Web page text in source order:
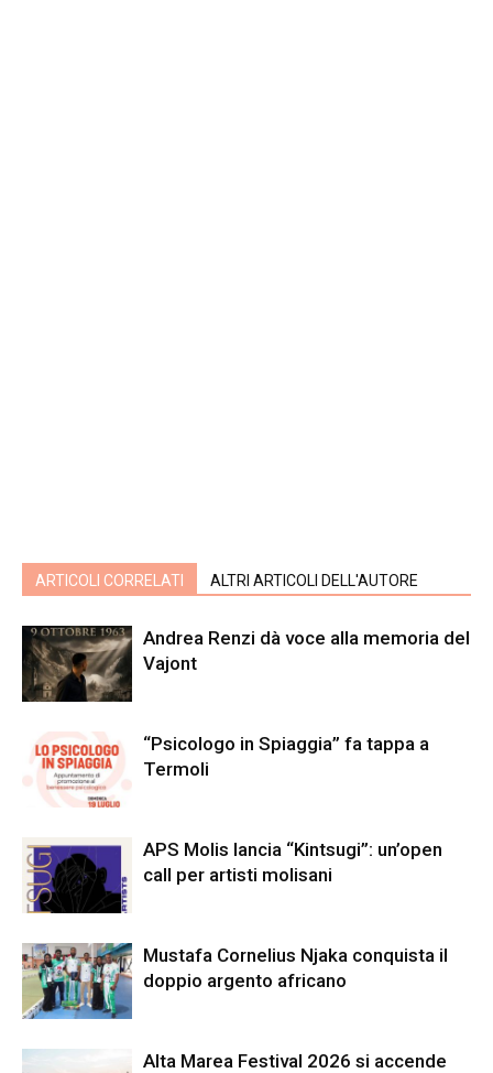
ARTICOLI CORRELATI ALTRI ARTICOLI DELL'AUTORE
Andrea Renzi dà voce alla memoria del
Vajont
“Psicologo in Spiaggia” fa tappa a
Termoli
APS Molis lancia “Kintsugi”: un’open
call per artisti molisani
Mustafa Cornelius Njaka conquista il
doppio argento africano
Alta Marea Festival 2026 si accende